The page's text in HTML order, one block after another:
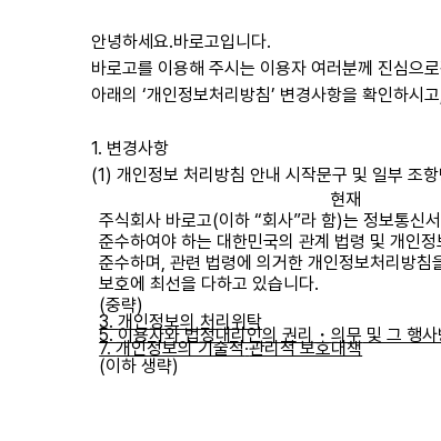
안녕하세요.바로고입니다.
바로고를 이용해 주시는 이용자 여러분께 진심으
아래의 ‘개인정보처리방침’ 변경사항을 확인하시고
1. 변경사항
(1) 개인정보 처리방침 안내 시작문구 및 일부 조
현재
주식회사 바로고(이하 “회사”라 함)는 정보통신
준수하여야 하는 대한민국의 관계 법령 및 개인
준수하며 ,관련 법령에 의거한 개인정보처리방침
보호에 최선을 다하고 있습니다.
(중략)
3.개인정보의 처리위탁
5.이용자와 법정대리인의 권리 ・의무 및 그 행사
7.개인정보의 기술적∙관리적 보호대책
(이하 생략)